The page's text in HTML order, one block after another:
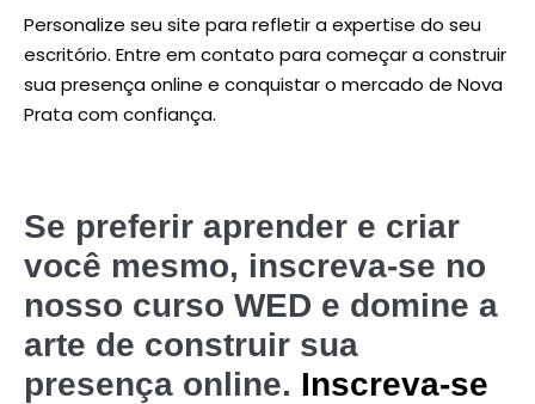
Personalize seu site para refletir a expertise do seu
escritório. Entre em contato para começar a construir
sua presença online e conquistar o mercado de Nova
Prata com confiança.
Se preferir aprender e criar
você mesmo, inscreva-se no
nosso curso WED e domine a
arte de construir sua
presença online. Inscreva-se